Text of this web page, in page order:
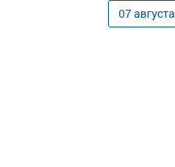
07августа